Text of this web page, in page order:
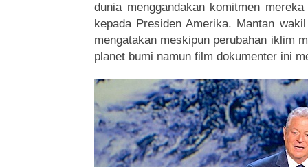
dunia menggandakan komitmen
kepada Presiden Amerika. Mantan
mengatakan meskipun perubahan iklim
planet bumi namun film dokumenter ini